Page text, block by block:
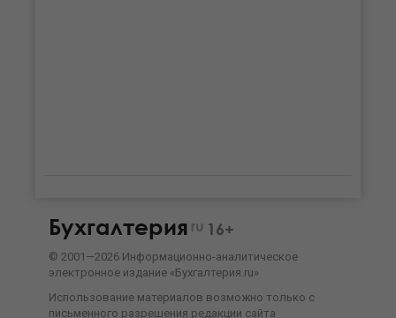
Бухгалтерия ru 16+
© 2001—2026 Информационно-аналитическое
электронное издание «Бухгалтерия.ru»
Использование материалов возможно только с
письменного разрешения редакции сайта